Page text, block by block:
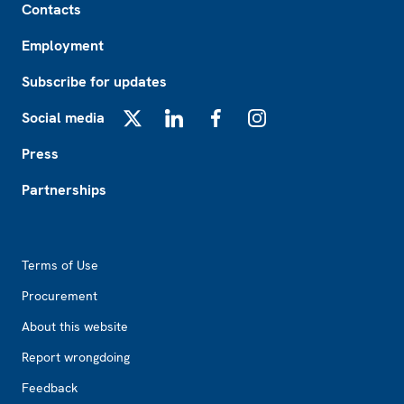
Contacts
Employment
Subscribe for updates
Social media
Press
Partnerships
Terms of Use
Procurement
About this website
Report wrongdoing
Feedback